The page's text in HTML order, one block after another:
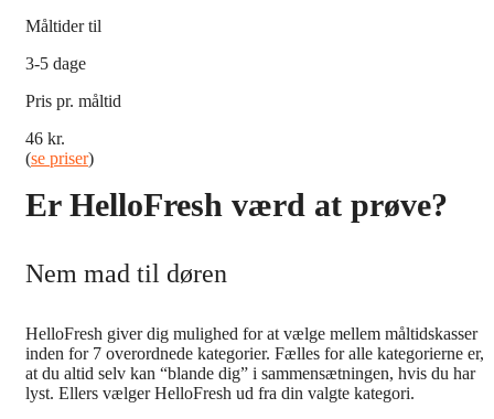
Måltider til
3-5 dage
Pris pr. måltid
46 kr.
(se priser)
Er HelloFresh værd at prøve?
Nem mad til døren
HelloFresh giver dig mulighed for at vælge mellem måltidskasser
inden for 7 overordnede kategorier. Fælles for alle kategorierne er,
at du altid selv kan “blande dig” i sammensætningen, hvis du har
lyst. Ellers vælger HelloFresh ud fra din valgte kategori.